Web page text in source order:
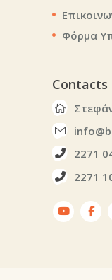
Φόρμα
Contacts
2271
2271